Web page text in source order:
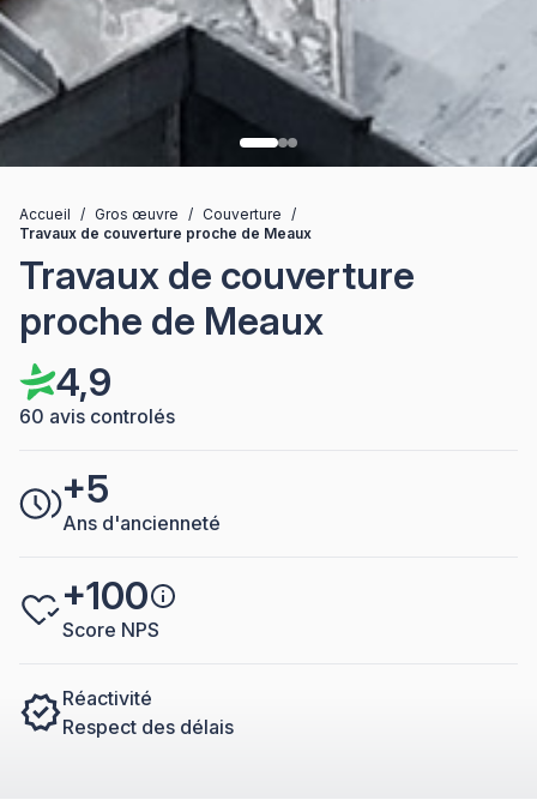
Accueil / Gros œuvre / Couverture
/
Travaux de couverture proche de Meaux
Travaux de couverture
proche de Meaux
4,9
60 avis controlés
+5
Ans d'ancienneté
+100
Score NPS
Réactivité
Respect des délais